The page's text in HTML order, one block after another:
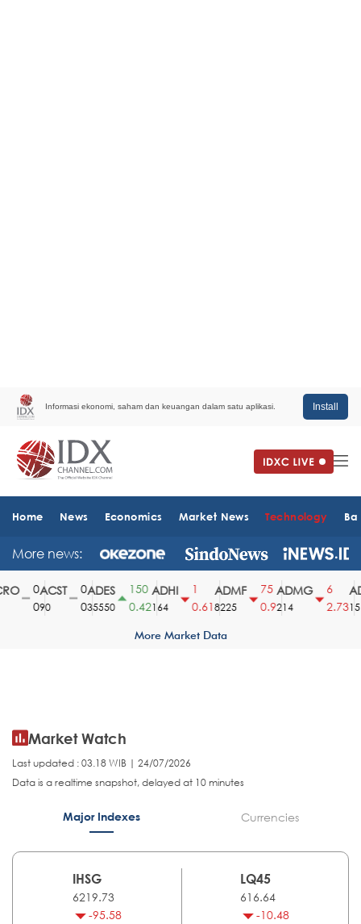
Informasi ekonomi, saham dan keuangan dalam satu aplikasi. Install
Home News Economics Market News Technology
More news:
ACST
90
ADES
35550
150
0.42
ADHI
164
0.61
ADMF
8225
75
0.9
ADMG
214
2.731510
More Market Data
Market Watch
Last updated : 03.18 WIB | 24/07/2026
Data is a realtime snapshot, delayed at 10 minutes
Major Indexes Currencies
IHSG
6219.73
-95.58
LQ45
616.64
-10.48